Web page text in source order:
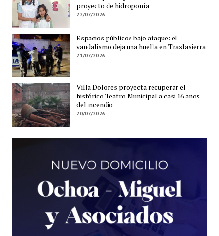
proyecto de hidroponía
22/07/2026
Espacios públicos bajo ataque: el
vandalismo deja una huella en Traslasierra
21/07/2026
Villa Dolores proyecta recuperar el
histórico Teatro Municipal a casi 16 años
del incendio
20/07/2026